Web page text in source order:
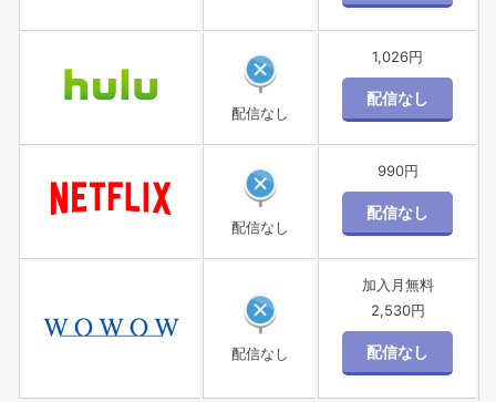
配信なし
1,026円
配信なし
990円
配信なし
加入月無料
2,530円